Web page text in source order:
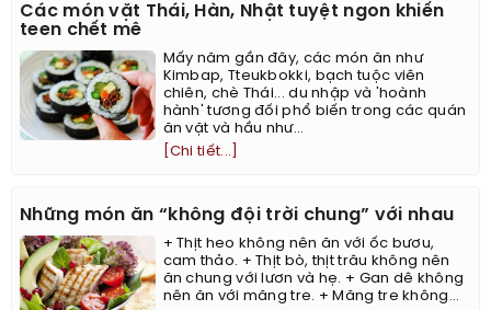
Các món vặt Thái, Hàn, Nhật tuyệt ngon khiến
teen chết mê
Mấy năm gần đây, các món ăn như
Kimbap, Tteukbokki, bạch tuộc viên
chiên, chè Thái... du nhập và 'hoành
hành' tương đối phổ biến trong các quán
ăn vặt và hầu như...
[Chi tiết...]
Những món ăn “không đội trời chung” với nhau
+ Thịt heo không nên ăn với ốc bươu,
cam thảo. + Thịt bò, thịt trâu không nên
ăn chung với lươn và hẹ. + Gan dê không
nên ăn với măng tre. + Măng tre không...